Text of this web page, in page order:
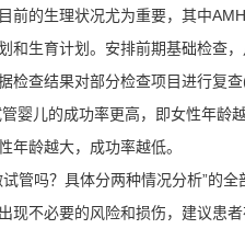
前的生理状况尤为重要，其中
和生育计划。安排前期基础检查
检查结果对部分检查项目进行复查
婴儿的成功率更高，即女性年龄
年龄越大，成功率越低。
管吗？具体分两种情况分析”的
现不必要的风险和损伤，建议患